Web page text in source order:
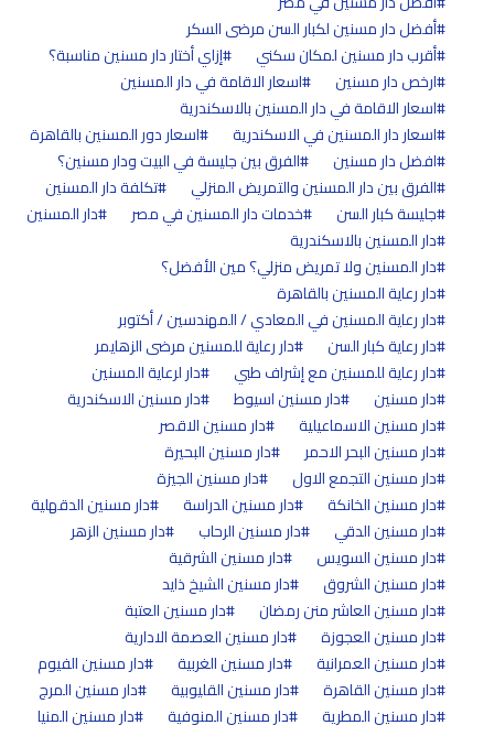
أفضل دار مسنين لكبار السن مرضى السكر
أقرب دار مسنين لمكان سكني
إزاي أختار دار مسنين مناسبة؟
ارخص دار مسنين
اسعار الاقامة في دار المسنين
اسعار الاقامة في دار المسنين بالاسكندرية
اسعار دار المسنين في الاسكندرية
اسعار دور المسنين بالقاهرة
افضل دار مسنين
الفرق بين جليسة في البيت ودار مسنين؟
الفرق بين دار المسنين والتمريض المنزلي
تكلفة دار المسنين
جليسة كبار السن
خدمات دار المسنين في مصر
دار المسنين
دار المسنين بالاسكندرية
دار المسنين ولا تمريض منزلي؟ مين الأفضل؟
دار رعاية المسنين بالقاهرة
دار رعاية المسنين في المعادي / المهندسين / أكتوبر
دار رعاية كبار السن
دار رعاية للمسنين مرضى الزهايمر
دار رعاية للمسنين مع إشراف طبي
دار لرعاية المسنين
دار مسنين
دار مسنين اسيوط
دار مسنين الاسكندرية
دار مسنين الاسماعيلية
دار مسنين الاقصر
دار مسنين البحر الاحمر
دار مسنين البحيرة
دار مسنين التجمع الاول
دار مسنين الجيزة
دار مسنين الخانكة
دار مسنين الدراسة
دار مسنين الدقهلية
دار مسنين الدقي
دار مسنين الرحاب
دار مسنين الزهر
دار مسنين السويس
دار مسنين الشرقية
دار مسنين الشروق
دار مسنين الشيخ ذايد
دار مسنين العاشر منن رمضان
دار مسنين العتبة
دار مسنين العجوزة
دار مسنين العصمة الادارية
دار مسنين العمرانية
دار مسنين الغربية
دار مسنين الفيوم
دار مسنين القاهرة
دار مسنين القليوبية
دار مسنين المرج
دار مسنين المطرية
دار مسنين المنوفية
دار مسنين المنيا